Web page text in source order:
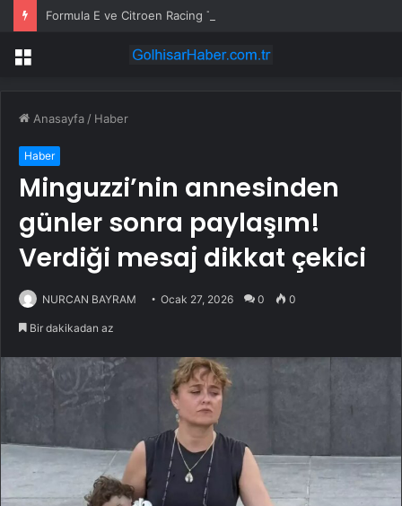
Menü
Anasayfa / Haber
Haber
Minguzzi’nin annesinden
günler sonra paylaşım!
Verdiği mesaj dikkat çekici
NURCAN BAYRAM Ocak 27, 2026 0 0
Bir dakikadan az